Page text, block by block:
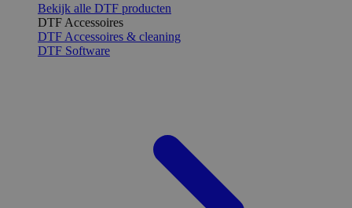
Bekijk alle DTF producten
DTF Accessoires
DTF Accessoires & cleaning
DTF Software